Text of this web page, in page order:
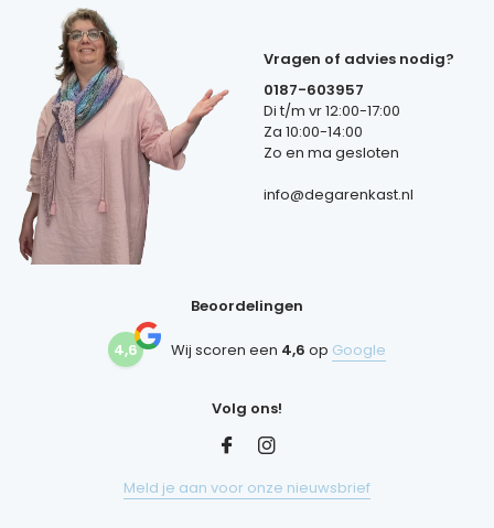
Vragen of advies nodig?
0187-603957
Di t/m vr 12:00-17:00
Za 10:00-14:00
Zo en ma gesloten
info@degarenkast.nl
Beoordelingen
4,6 Wij scoren een 4,6 op Google
Volg ons!
Meld je aan voor onze nieuwsbrief